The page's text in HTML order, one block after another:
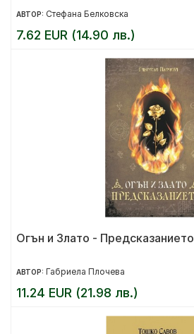
АВТОР: Стефана Белковска
7.62 EUR (14.90 лв.)
Огън и Злато - Предсказанието
АВТОР: Габриела Плочева
11.24 EUR (21.98 лв.)